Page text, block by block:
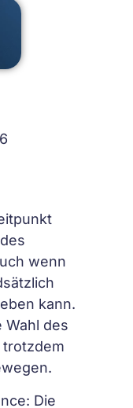
wenn
kann.
des
Die